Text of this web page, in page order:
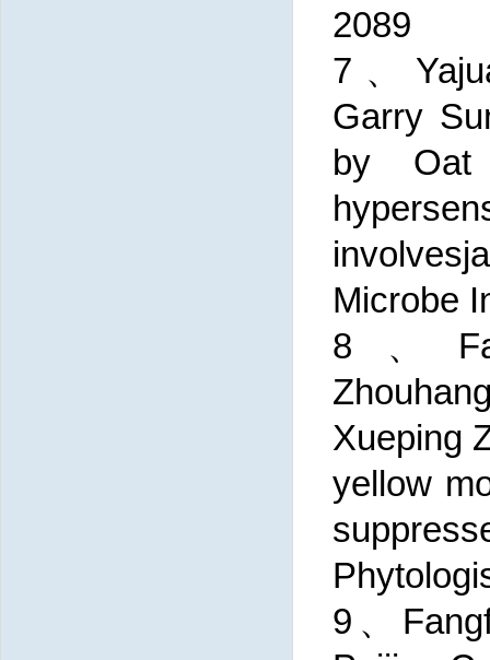
2089
7、
Garry
by Oat
Microbe
8、
Xueping
yellow
9、